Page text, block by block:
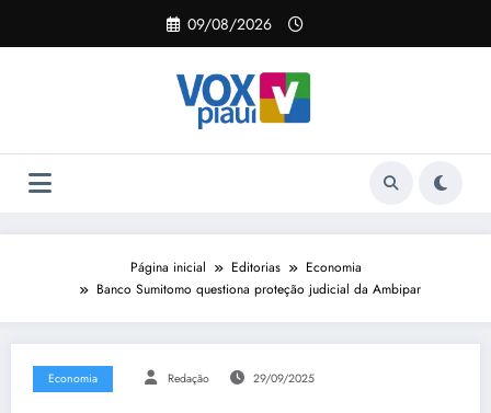
o
09/08/2026
Página inicial Editorias
Economia
Banco Sumitomo questiona proteção judicial da Ambipar
Economia Redação 29/09/2025